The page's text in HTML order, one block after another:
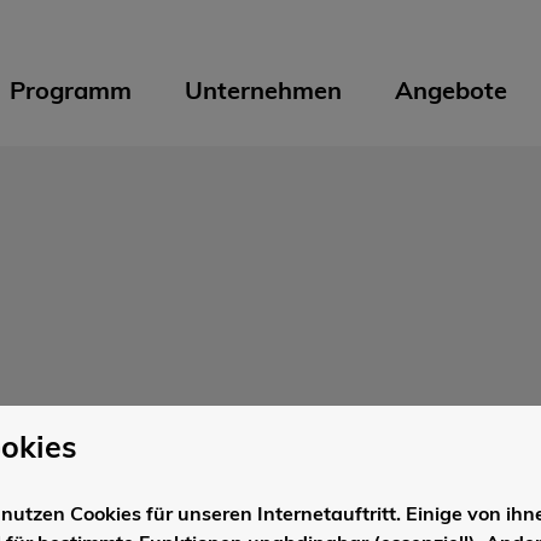
Programm Unternehmen Angebote
Cookies für unseren Internetauftritt. Einige von